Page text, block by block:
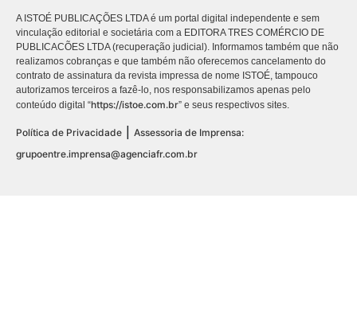
A ISTOÉ PUBLICAÇÕES LTDA é um portal digital independente e sem
vinculação editorial e societária com a EDITORA TRES COMÉRCIO DE
PUBLICACÕES LTDA (recuperação judicial). Informamos também que não
realizamos cobranças e que também não oferecemos cancelamento do
contrato de assinatura da revista impressa de nome ISTOÉ, tampouco
autorizamos terceiros a fazê-lo, nos responsabilizamos apenas pelo
conteúdo digital “https://istoe.com.br” e seus respectivos sites.
Política de Privacidade | Assessoria de Imprensa:
grupoentre.imprensa@agenciafr.com.br